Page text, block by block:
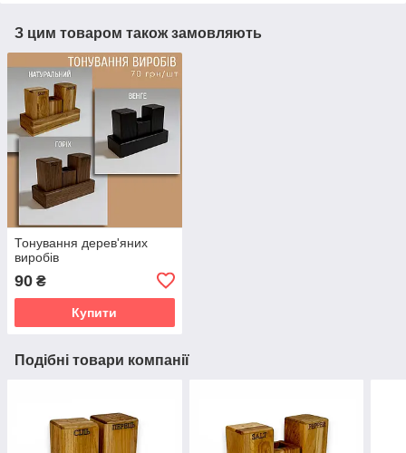
З цим товаром також замовляють
Тонування дерев'яних
виробів
90 ₴
Купити
Подібні товари компанії